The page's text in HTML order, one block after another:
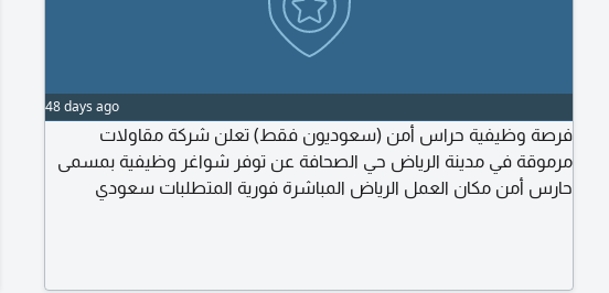
48 days ago
فرصة وظيفية حراس أمن (سعوديون فقط) تعلن شركة مقاولات
مرموقة في مدينة الرياض حي الصحافة عن توفر شواغر وظيفية بمسمى
حارس أمن مكان العمل الرياض المباشرة فورية المتطلبات سعودي